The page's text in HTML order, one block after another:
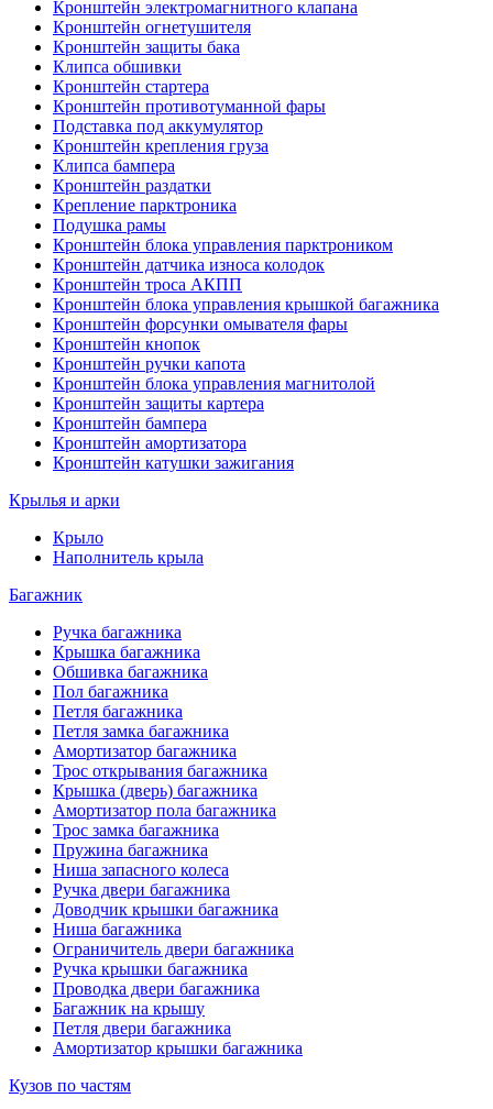
Кронштейн электромагнитного клапана
Кронштейн огнетушителя
Кронштейн защиты бака
Клипса обшивки
Кронштейн стартера
Кронштейн противотуманной фары
Подставка под аккумулятор
Кронштейн крепления груза
Клипса бампера
Кронштейн раздатки
Крепление парктроника
Подушка рамы
Кронштейн блока управления парктроником
Кронштейн датчика износа колодок
Кронштейн троса АКПП
Кронштейн блока управления крышкой багажника
Кронштейн форсунки омывателя фары
Кронштейн кнопок
Кронштейн ручки капота
Кронштейн блока управления магнитолой
Кронштейн защиты картера
Кронштейн бампера
Кронштейн амортизатора
Кронштейн катушки зажигания
Крылья и арки
Крыло
Наполнитель крыла
Багажник
Ручка багажника
Крышка багажника
Обшивка багажника
Пол багажника
Петля багажника
Петля замка багажника
Амортизатор багажника
Трос открывания багажника
Крышка (дверь) багажника
Амортизатор пола багажника
Трос замка багажника
Пружина багажника
Ниша запасного колеса
Ручка двери багажника
Доводчик крышки багажника
Ниша багажника
Ограничитель двери багажника
Ручка крышки багажника
Проводка двери багажника
Багажник на крышу
Петля двери багажника
Амортизатор крышки багажника
Кузов по частям